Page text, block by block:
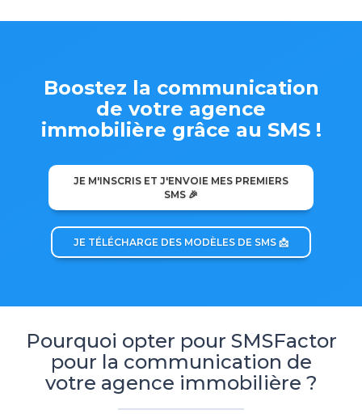
Boostez la communication
de votre agence
immobilière grâce au SMS !
JE M'INSCRIS ET J'ENVOIE MES PREMIERS
SMS 🎉
JE TÉLÉCHARGE DES MODÈLES DE SMS 📩
Pourquoi opter pour SMSFactor
pour la communication de
votre agence immobilière ?